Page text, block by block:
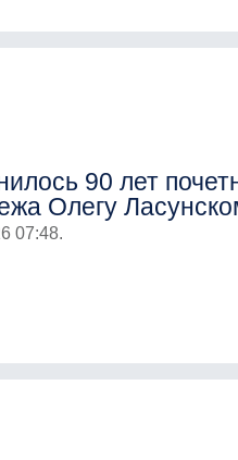
90 лет
Олегу
07:48.